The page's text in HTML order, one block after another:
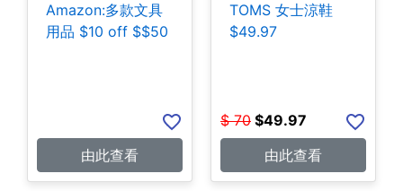
Amazon:多款文具
用品 $10 off $$50
由此查看
TOMS 女士涼鞋
$49.97
$ 70 $49.97
由此查看